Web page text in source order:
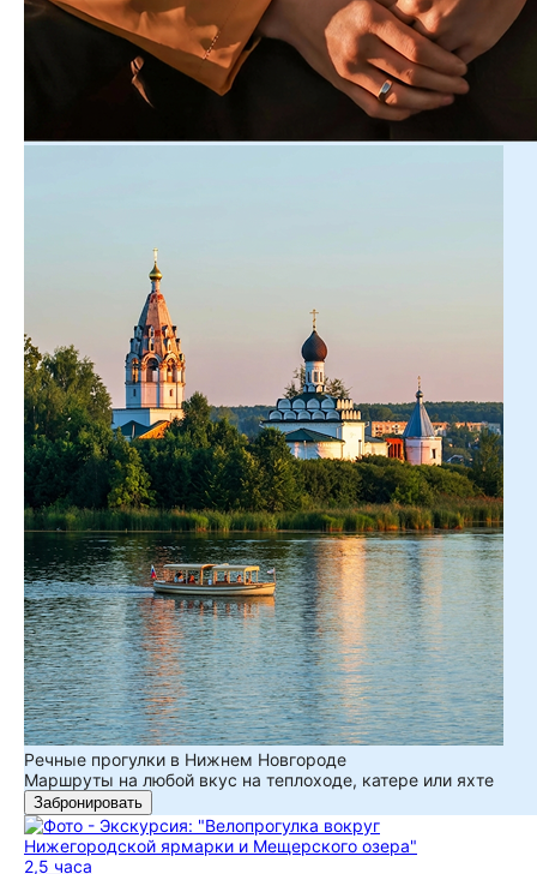
Речные прогулки в Нижнем Новгороде
Маршруты на любой вкус на теплоходе, катере или яхте
Забронировать
2,5 часа